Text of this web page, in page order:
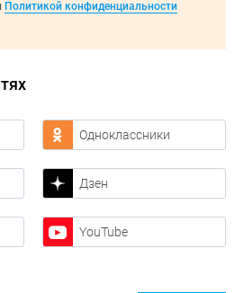
Политикой конфиденциальности
Одноклассники
Дзен
YouTube